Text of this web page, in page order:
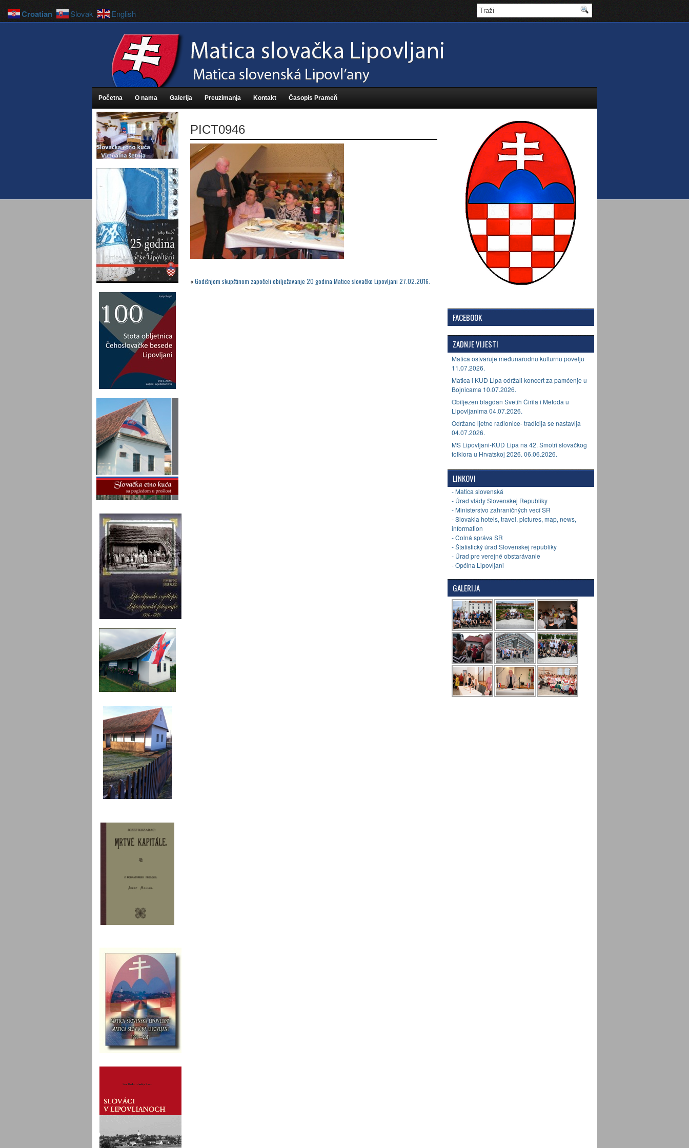
Početna O nama Galerija Preuzimanja Kontakt Časopis Prameň
PICT0946
«Godišnjom skupštinom započeli obilježavanje 20 godina Matice slovačke Lipovljani 27.02.2016.
FACEBOOK
ZADNJE VIJESTI
Matica ostvaruje međunarodnu kulturnu povelju
11.07.2026.
Matica i KUD Lipa održali koncert za pamćenje u
Bojnicama 10.07.2026.
Obilježen blagdan Svetih Ćirila i Metoda u
Lipovljanima 04.07.2026.
Održane ljetne radionice- tradicija se nastavlja
04.07.2026.
MS Lipovljani-KUD Lipa na 42. Smotri slovačkog
folklora u Hrvatskoj 2026. 06.06.2026.
LINKOVI
- Matica slovenská
- Úrad vlády Slovenskej Republiky
- Ministerstvo zahraničných vecí SR
- Slovakia hotels, travel, pictures, map, news,
information
- Colná správa SR
- Štatistický úrad Slovenskej republiky
- Úrad pre verejné obstarávanie
- Općina Lipovljani
GALERIJA
Croatian Slovak English